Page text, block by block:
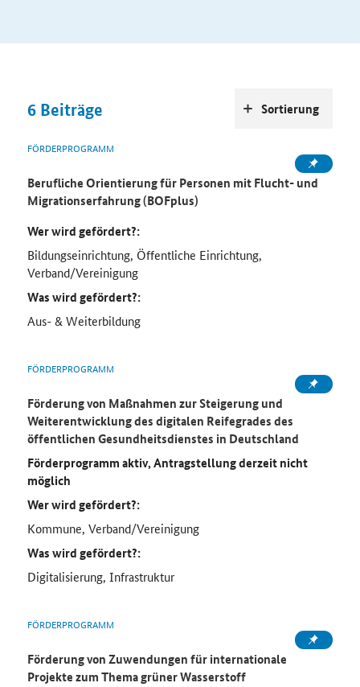
6 Beiträge
FÖRDERPROGRAMM
Berufliche Orientierung für Personen mit Flucht- und
Migrationserfahrung (BOFplus)
Wer wird gefördert?:
Bildungseinrichtung, Öffentliche Einrichtung,
Verband/Vereinigung
Was wird gefördert?:
Aus- & Weiterbildung
FÖRDERPROGRAMM
Förderung von Maßnahmen zur Steigerung und
Weiterentwicklung des digitalen Reifegrades des
öffentlichen Gesundheitsdienstes in Deutschland
Förderprogramm aktiv, Antragstellung derzeit nicht
möglich
Wer wird gefördert?:
Kommune, Verband/Vereinigung
Was wird gefördert?:
Digitalisierung, Infrastruktur
FÖRDERPROGRAMM
Förderung von Zuwendungen für internationale
Projekte zum Thema grüner Wasserstoff
Sortierung